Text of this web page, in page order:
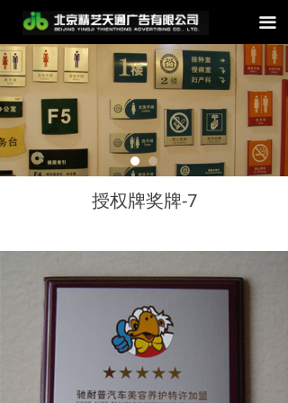
끀
授权牌奖牌-7